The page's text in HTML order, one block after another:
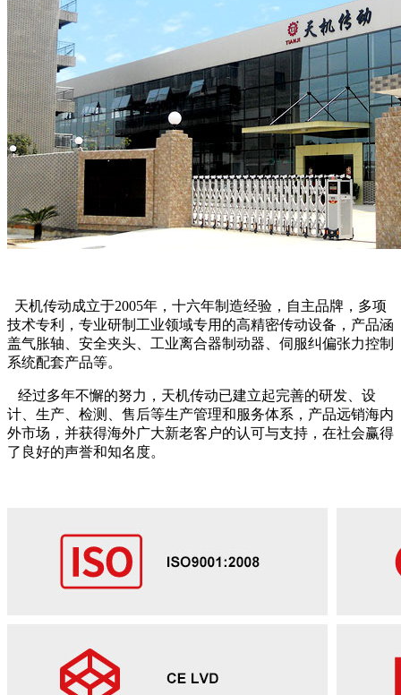
天机传动成立于2005年，十六年制造经验，自主品牌，多项
技术专利，专业研制工业领域专用的高精密传动设备，产品涵
盖气胀轴、安全夹头、工业离合器制动器、伺服纠偏张力控制
系统配套产品等。
经过多年不懈的努力，天机传动已建立起完善的研发、设
计、生产、检测、售后等生产管理和服务体系，产品远销海内
外市场，并获得海外广大新老客户的认可与支持，在社会赢得
了良好的声誉和知名度。